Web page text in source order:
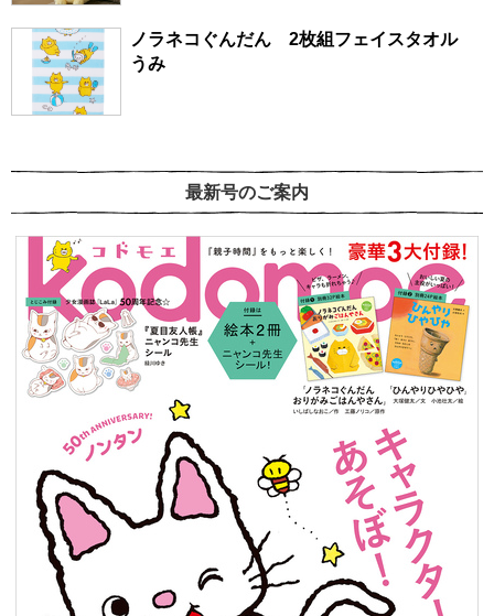
ノラネコぐんだん 2枚組フェイスタオル
うみ
最新号のご案内